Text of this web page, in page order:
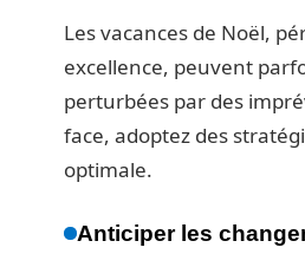
Les vacances de Noël,
excellence, peuvent
perturbées par des
face, adoptez des
optimale.
Anticiper les